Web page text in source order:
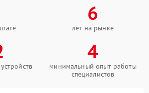
6
лет на рынке
4
минимальный опыт работы
специалистов